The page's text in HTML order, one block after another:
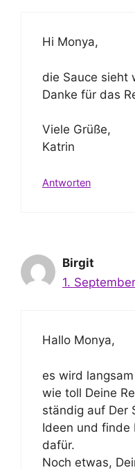
Hi Monya,
die Sauce sieht
Danke für das
Viele Grüße,
Katrin
Antworten
Birgit
1.
Hallo Monya,
es wird
wie toll Deine
ständig auf Der
Ideen und finde
dafür.
Noch etwas,